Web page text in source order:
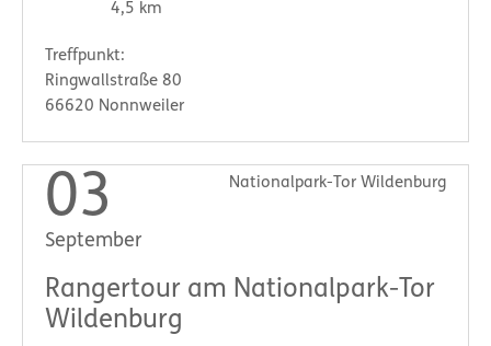
4,5 km
Treffpunkt:
Ringwallstraße 80
66620 Nonnweiler
03
September
Nationalpark-Tor Wildenburg
Rangertour am Nationalpark-Tor
Wildenburg